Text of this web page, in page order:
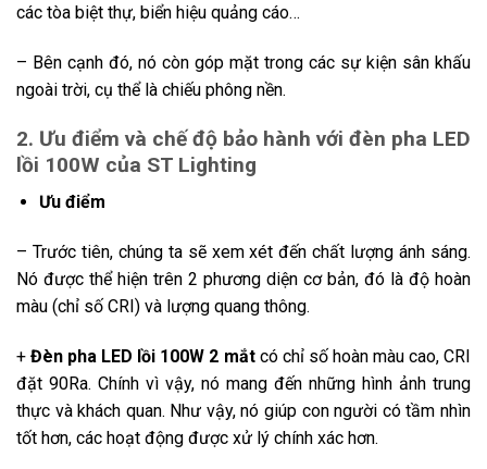
các tòa biệt thự, biển hiệu quảng cáo…
– Bên cạnh đó, nó còn góp mặt trong các sự kiện sân khấu
ngoài trời, cụ thể là chiếu phông nền.
2. Ưu điểm và chế độ bảo hành với đèn pha LED
lồi 100W của ST Lighting
Ưu điểm
– Trước tiên, chúng ta sẽ xem xét đến chất lượng ánh sáng.
Nó được thể hiện trên 2 phương diện cơ bản, đó là độ hoàn
màu (chỉ số CRI) và lượng quang thông.
+Đèn pha LED lồi 100W 2 mắt có chỉ số hoàn màu cao, CRI
đặt 90Ra. Chính vì vậy, nó mang đến những hình ảnh trung
thực và khách quan. Như vậy, nó giúp con người có tầm nhìn
tốt hơn, các hoạt động được xử lý chính xác hơn.